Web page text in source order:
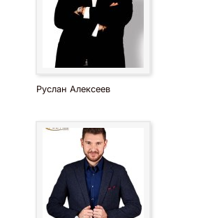
Руслан Алексеев